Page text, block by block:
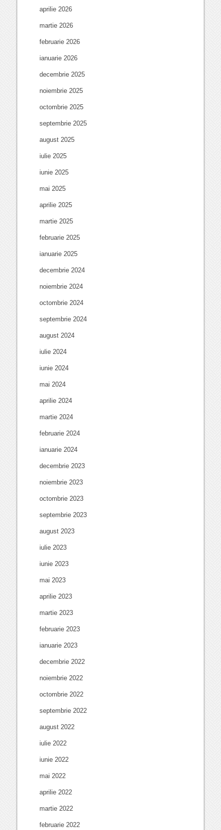
aprilie 2026
martie 2026
februarie 2026
ianuarie 2026
decembrie 2025
noiembrie 2025
octombrie 2025
septembrie 2025
august 2025
iulie 2025
iunie 2025
mai 2025
aprilie 2025
martie 2025
februarie 2025
ianuarie 2025
decembrie 2024
noiembrie 2024
octombrie 2024
septembrie 2024
august 2024
iulie 2024
iunie 2024
mai 2024
aprilie 2024
martie 2024
februarie 2024
ianuarie 2024
decembrie 2023
noiembrie 2023
octombrie 2023
septembrie 2023
august 2023
iulie 2023
iunie 2023
mai 2023
aprilie 2023
martie 2023
februarie 2023
ianuarie 2023
decembrie 2022
noiembrie 2022
octombrie 2022
septembrie 2022
august 2022
iulie 2022
iunie 2022
mai 2022
aprilie 2022
martie 2022
februarie 2022